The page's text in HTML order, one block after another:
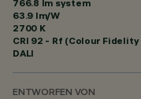
766.8 lm system
63.9 lm/W
2700 K
CRI 92 - Rf (Colour Fidelity
DALI
ENTWORFEN VON